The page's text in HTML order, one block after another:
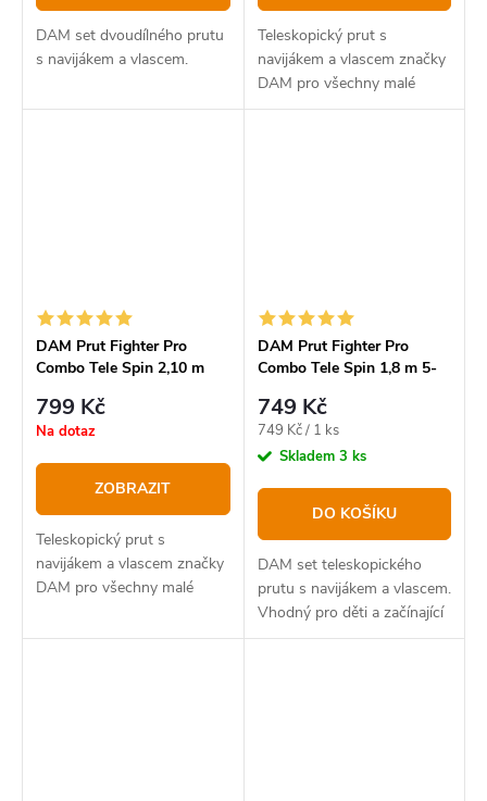
DAM set dvoudílného prutu
s navijákem a vlascem.
Teleskopický prut s
navijákem a vlascem značky
DAM pro všechny malé
nebo začínající rybáře.
DAM Prut Fighter Pro
Combo Tele Spin 2,10 m
Vlasec 0,25mm Zdarma
799 Kč
Na dotaz
ZOBRAZIT
Teleskopický prut s
navijákem a vlascem značky
DAM pro všechny malé
DAM Prut Fighter Pro
Combo Tele Spin 1,8 m 5-
Vlasec 0,25 mm Zdarma
749 Kč
Měrná
cena:
749 Kč / 1 ks
Skladem 3 ks
DO KOŠÍKU
DAM set teleskopického
prutu s navijákem a vlascem.
Vhodný pro děti a začínající
rybáře.